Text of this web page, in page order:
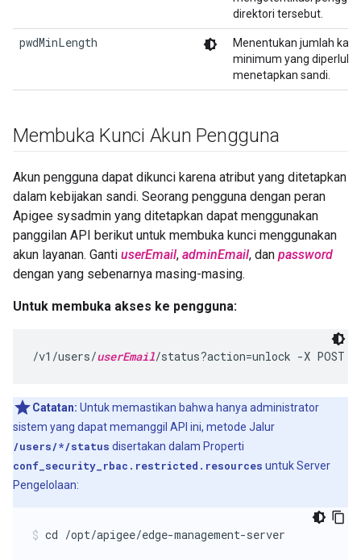
direktori tersebut.
pwdMinLength
Menentukan jumlah
minimum yang
menetapkan sandi.
Membuka Kunci Akun Pengguna
Akun pengguna dapat dikunci karena atribut yang ditetapkan
dalam kebijakan sandi. Seorang pengguna dengan peran
Apigee sysadmin yang ditetapkan dapat menggunakan
panggilan API berikut untuk membuka kunci menggunakan
akun layanan. Ganti userEmail, adminEmail, dan password
dengan yang sebenarnya masing-masing.
Untuk membuka akses ke pengguna:
/v1/users/userEmail/status?action=unlock -X POST
Catatan: Untuk memastikan bahwa hanya administrator
sistem yang dapat memanggil API ini, metode Jalur
/users/*/status disertakan dalam Properti
conf_security_rbac.restricted.resources untuk Server
Pengelolaan:
cd /opt/apigee/edge-management-server